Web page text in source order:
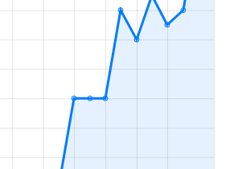
北18条
北18条
2,200万円 北18条
1,600万円